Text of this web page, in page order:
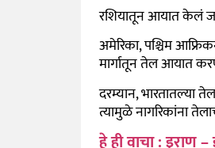
रशियातून आयात केलं
अमेरिका, पश्चिम
मार्गातून तेल आयात
दरम्यान, भारतातल्या
त्यामुळे नागरिकांना
हे ही वाचा : इराण